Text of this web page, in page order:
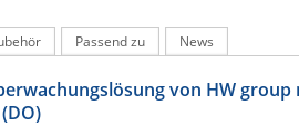
Passend zu News
von HW